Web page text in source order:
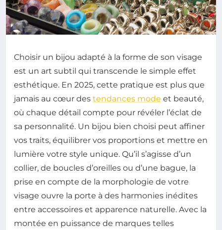
Choisir un bijou adapté à la forme de son visage
est un art subtil qui transcende le simple effet
esthétique. En 2025, cette pratique est plus que
jamais au cœur des tendances mode et beauté,
où chaque détail compte pour révéler l’éclat de
sa personnalité. Un bijou bien choisi peut affiner
vos traits, équilibrer vos proportions et mettre en
lumière votre style unique. Qu’il s’agisse d’un
collier, de boucles d’oreilles ou d’une bague, la
prise en compte de la morphologie de votre
visage ouvre la porte à des harmonies inédites
entre accessoires et apparence naturelle. Avec la
montée en puissance de marques telles